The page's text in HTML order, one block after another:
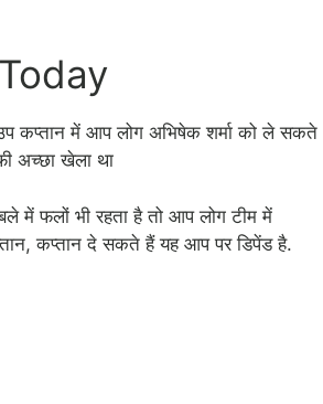
कप्तान में आप लोग अभिषेक शर्मा को ले सकते
अच्छा खेला था
में फलों भी रहता है तो आप लोग टीम में
कप्तान दे सकते हैं यह आप पर डिपेंड है.